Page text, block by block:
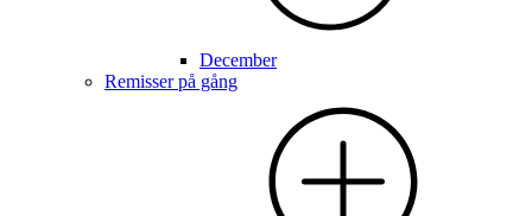
December
Remisser på gång